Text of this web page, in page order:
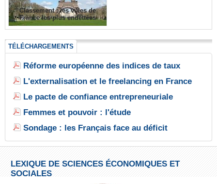
Classement : les villes de
France les plus endettées
TÉLÉCHARGEMENTS
Réforme européenne des indices de taux
L'externalisation et le freelancing en France
Le pacte de confiance entrepreneuriale
Femmes et pouvoir : l'étude
Sondage : les Français face au déficit
LEXIQUE DE SCIENCES ÉCONOMIQUES ET
SOCIALES